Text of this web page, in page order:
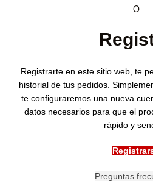
O
Registrarte en este sitio web, te
historial de tus pedidos.
te configuraremos una nueva
datos necesarios para que el
rápido y
Preguntas